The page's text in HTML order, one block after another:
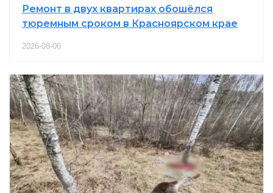
Ремонт в двух квартирах обошёлся
тюремным сроком в Красноярском крае
2026-08-06